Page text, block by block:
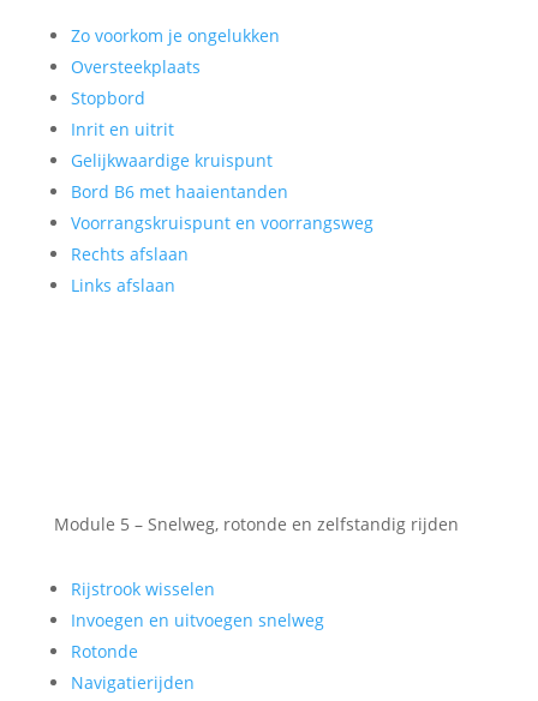
Zo voorkom je ongelukken
Oversteekplaats
Stopbord
Inrit en uitrit
Gelijkwaardige kruispunt
Bord B6 met haaientanden
Voorrangskruispunt en voorrangsweg
Rechts afslaan
Links afslaan
Module 5 – Snelweg, rotonde en zelfstandig rijden
Rijstrook wisselen
Invoegen en uitvoegen snelweg
Rotonde
Navigatierijden